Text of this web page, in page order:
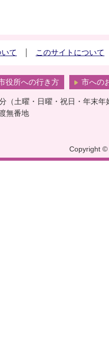
て このサイトについて
役所への行き方 市への
（土曜・日曜・祝日・年末年
無番地
Copyright ©